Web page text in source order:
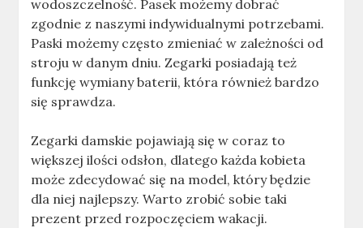
wodoszczelność. Pasek możemy dobrać
zgodnie z naszymi indywidualnymi potrzebami.
Paski możemy często zmieniać w zależności od
stroju w danym dniu. Zegarki posiadają też
funkcję wymiany baterii, która również bardzo
się sprawdza.
Zegarki damskie pojawiają się w coraz to
większej ilości odsłon, dlatego każda kobieta
może zdecydować się na model, który będzie
dla niej najlepszy. Warto zrobić sobie taki
prezent przed rozpoczęciem wakacji.